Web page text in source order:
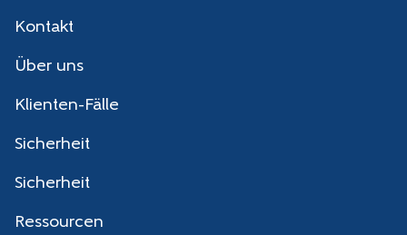
Kontakt
Über uns
Klienten-Fälle
Sicherheit
Sicherheit
Ressourcen